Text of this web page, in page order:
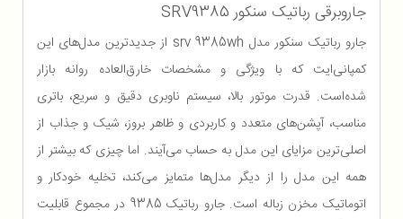
جاروبرقی رباتیک سنکور SRV9385
جارو رباتیک سنکور مدل srv 9385wh از جدیدترین مدل‌های این
کمپانی‌ایت که با ویژگی و مشخصات خارق‌العاده روانه بازار
شده‌است. قدرت موتور بالا، سیستم ناوبری دقیق و سریع، باتری
مناسب، آپشن‌های متعدد و کاربردی و ظاهر بروز، شیک و جذاب از
اصلی‌ترین مزایای این مدل به حساب می‌آیند. اما چیزی که بیشتر از
همه این مدل را از دیگر مدل‌ها متمایز می‌کند، تخلیه خودکار و
اتوماتیک مخزن زباله است. جارو رباتیک 9385 در مجموع قابلیت